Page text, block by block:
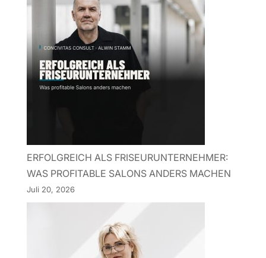
ERFOLGREICH ALS FRISEURUNTERNEHMER:
WAS PROFITABLE SALONS ANDERS MACHEN
Juli 20, 2026